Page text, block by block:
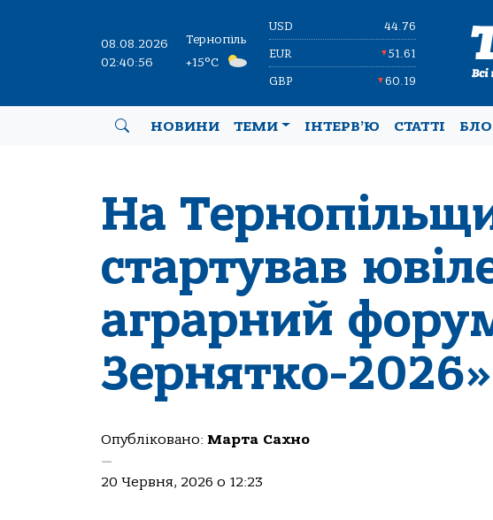
08.08.2026
02:40:57
Тернопіль
+15°C
USD 44.76
EUR ▼51.61
GBP ▼60.19
НОВИНИ ТЕМИ ІНТЕРВ’Ю СТАТТІ
На
стартував
аграрний
Зернятко-2026»
Опубліковано: Марта Сахно
—
20 Червня, 2026 о 12:23